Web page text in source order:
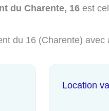
du Charente, 16 est
du 16 (Charente)
Location